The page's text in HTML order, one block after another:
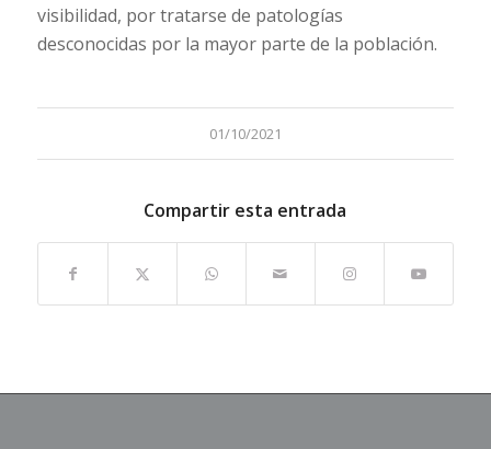
visibilidad, por tratarse de patologías
desconocidas por la mayor parte de la población.
01/10/2021
Compartir esta entrada